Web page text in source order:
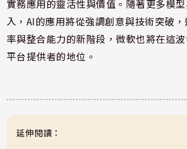
實務應用的靈活性與價值。隨著更多模
入，AI的應用將從強調創意與技術突破
率與整合能力的新階段，微軟也將在這
平台提供者的地位。
延伸閱讀：